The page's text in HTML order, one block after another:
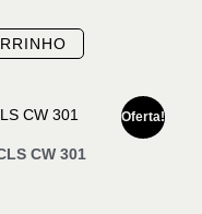
Oferta!
CW 301